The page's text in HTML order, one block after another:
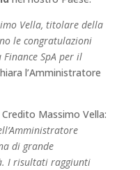
Vella, titolare della
le congratulazioni
SpA per il
l’Amministratore
Massimo Vella:
di grande
I risultati raggiunti